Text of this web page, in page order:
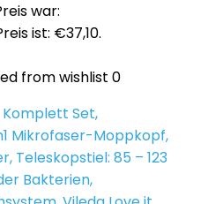
war:
ist: €37,10.
from wishlist 0